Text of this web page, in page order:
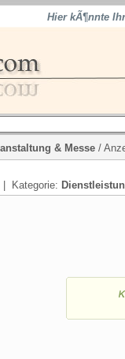
Hier kÃ¶nnte
& Messe /
| Kategorie: